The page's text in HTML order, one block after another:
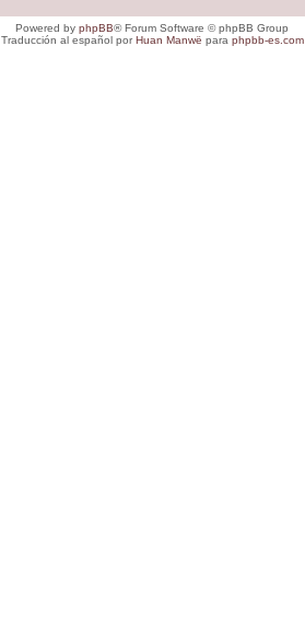
Powered by phpBB® Forum Software © phpBB Group
Traducción al español porHuan Manwë para phpbb-es.com